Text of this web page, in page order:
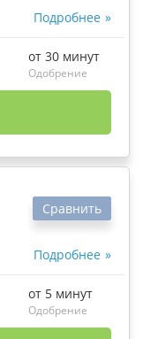
Подробнее
от 30 минут
Одобрение
Подробнее
Сравнить
от 5 минут
Одобрение